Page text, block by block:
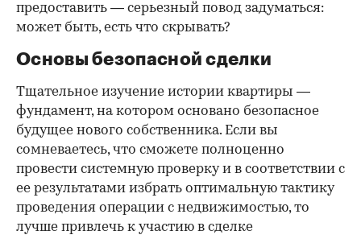
предоставить — серьезный повод задуматься:
может быть, есть что скрывать?
Основы безопасной сделки
Тщательное изучение истории квартиры —
фундамент, на котором основано безопасное
будущее нового собственника. Если вы
сомневаетесь, что сможете полноценно
провести системную проверку и в соответствии с
ее результатами избрать оптимальную тактику
проведения операции с недвижимостью, то
лучше привлечь к участию в сделке